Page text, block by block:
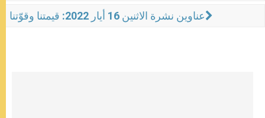
عناوين نشرة الاثنين 16 أيار 2022: قيمتنا وقوّتنا